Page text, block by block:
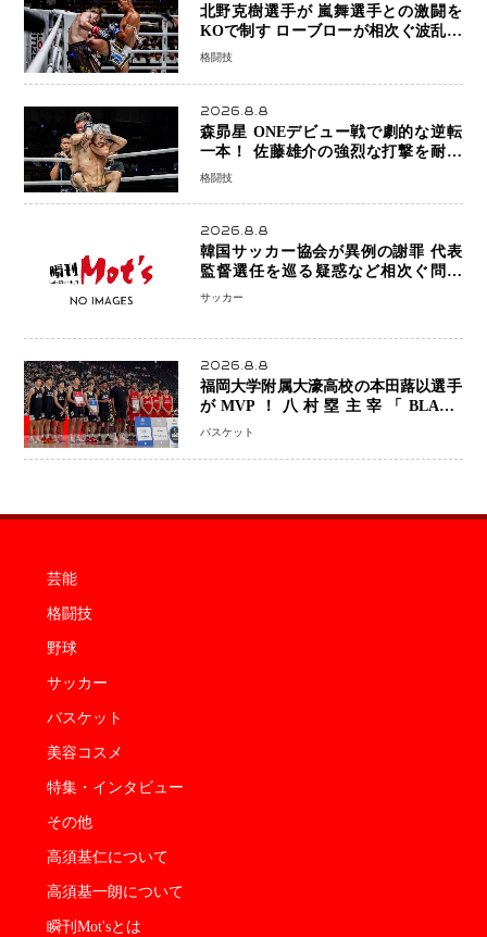
北野克樹選手が 嵐舞選手との激闘を
KOで制す ローブローが相次ぐ波乱の
展開…涙の勝利「生まれてくる娘のた
格闘技
2026.8.8
森昴星 ONEデビュー戦で劇的な逆転
一本！ 佐藤雄介の強烈な打撃を耐え
抜き、リアネイキッドチョークで勝利
格闘技
2026.8.8
韓国サッカー協会が異例の謝罪 代表
監督選任を巡る疑惑など相次ぐ問題
「組織の刷新」誓う
サッカー
2026.8.8
福岡大学附属大濠高校の本田蕗以選手
がMVP！八村塁主宰「BLACK
SAMURAI SUMMIT 2026」で存在
なった」
バスケット
芸能
格闘技
野球
サッカー
バスケット
美容コスメ
特集・インタビュー
その他
高須基仁について
高須基一朗について
瞬刊Mot'sとは